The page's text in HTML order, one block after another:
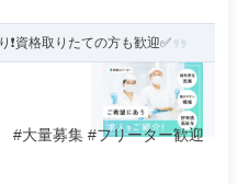
❗️資格取りたての方も歓迎✅️
#大量募集 #フリーター歓迎